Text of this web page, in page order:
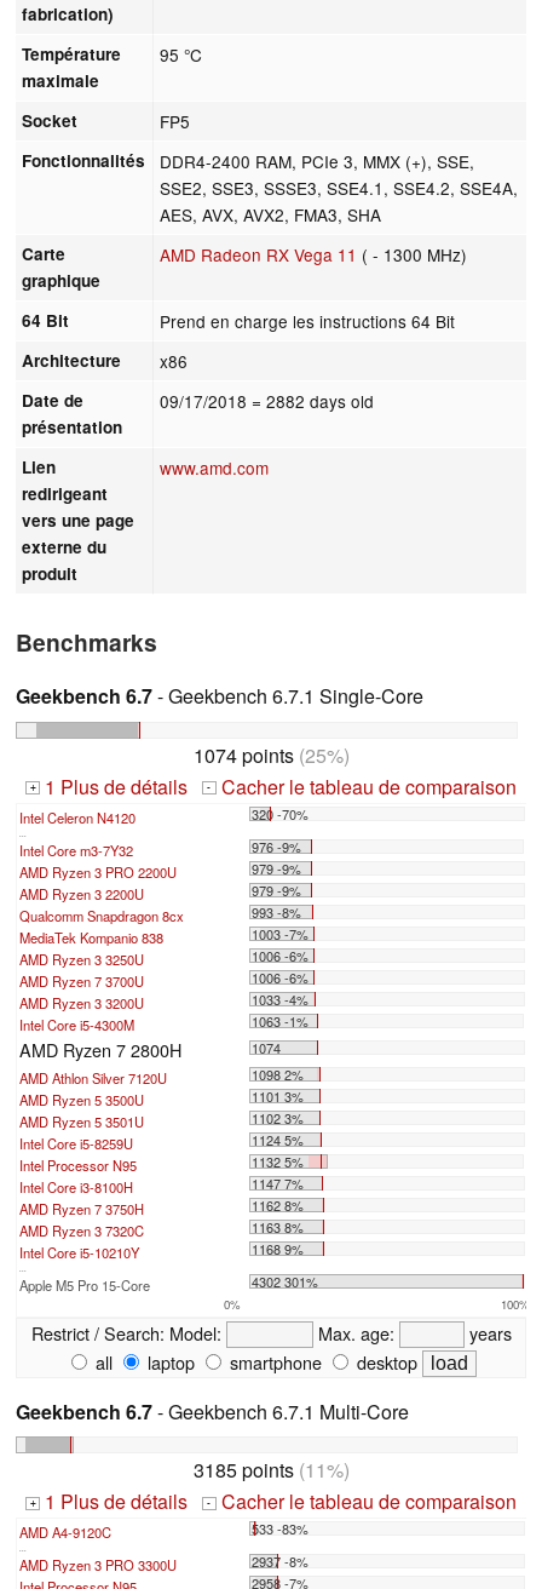
fabrication)
Température
maximale
95 °C
Socket FP5
Fonctionnalités
DDR4-2400 RAM, PCIe 3, MMX (+), SSE,
SSE2, SSE3, SSSE3, SSE4.1, SSE4.2, SSE4A,
AES, AVX, AVX2, FMA3, SHA
Carte
graphique
AMD Radeon RX Vega 11 ( - 1300 MHz)
64 Bit Prend en charge les instructions 64 Bit
Architecture x86
Date de
présentation
09/17/2018 = 2882 days old
Lien
redirigeant
vers une page
externe du
produit
www.amd.com
Benchmarks
Geekbench 6.7- Geekbench 6.7.1 Single-Core
1074 points(25%)
+ 1 Plus de détails - Cacher le tableau de comparaison
Intel Celeron N4120 320 -70%
Intel Core m3-7Y32
976 -9%
AMD Ryzen 3 PRO 2200U
979 -9%
AMD Ryzen 3 2200U
979 -9%
Qualcomm Snapdragon 8cx
993 -8%
MediaTek Kompanio 838
1003 -7%
AMD Ryzen 3 3250U
1006 -6%
AMD Ryzen 7 3700U
1006 -6%
AMD Ryzen 3 3200U
1033 -4%
Intel Core i5-4300M
1063 -1%
AMD Ryzen 7 2800H
1074
AMD Athlon Silver 7120U
1098 2%
AMD Ryzen 5 3500U
1101 3%
AMD Ryzen 5 3501U
1102 3%
Intel Core i5-8259U
1124 5%
Intel Processor N95
1132 5%
Intel Core i3-8100H
1147 7%
AMD Ryzen 7 3750H
1162 8%
AMD Ryzen 3 7320C
1163 8%
Intel Core i5-10210Y
1168 9%
Apple M5 Pro 15-Core 4302 301%
0% 100%
Restrict / Search: Model: Max. age:
years
all
laptop smartphone desktop
Geekbench 6.7- Geekbench 6.7.1 Multi-Core
3185 points(11%)
+ 1 Plus de détails - Cacher le tableau de comparaison
AMD A4-9120C 533 -83%
...
AMD Ryzen 3 PRO 3300U
2937 -8%
2958 -7%